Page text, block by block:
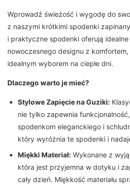
Wprowadź świeżość i wygodę do
z naszymi krótkimi spodenki
i praktyczne spodenki oferują idealne
nowoczesnego designu z
idealnym wyborem na ciepłe dni.
Dlaczego warto je mieć?
Stylowe Zapięcie na Guziki:
nie tylko zapewnia
spodenkom eleganckiego i
który wyróżnia te spodenki i
Miękki Materiał: Wykonane z
która jest przyjemna w dotyku i
cały dzień. Miękkość materiału